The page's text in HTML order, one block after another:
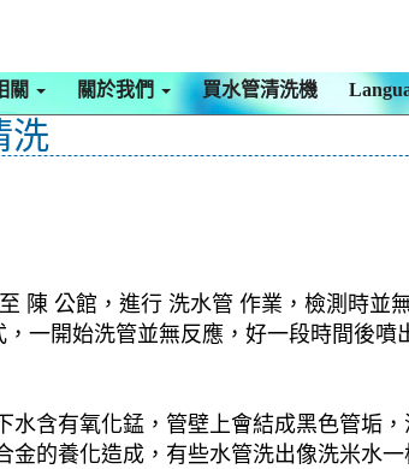
關 關於我們 買水管清洗機
洗
陳 公館，進行 洗水管 作業，檢測時並
一開始洗管並無反應，好一段時間後噴
含有氧化錳，管壁上會結成黑色管垢
的養化造成，有些水管洗出像洗米水